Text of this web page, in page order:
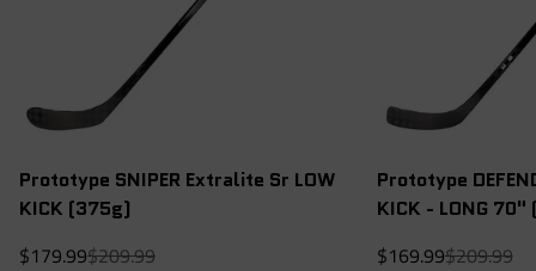
Prototype SNIPER Extralite Sr LOW
KICK (375g)
Prix
$179.99Prix
$209.99
Prototype
KICK - LONG
Prix
$169.99Prix
$209.99